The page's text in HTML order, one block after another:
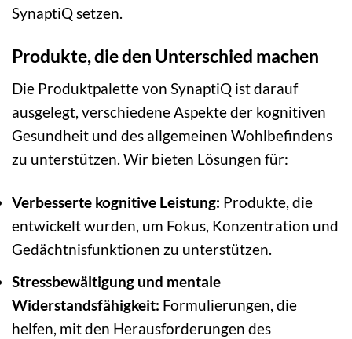
SynaptiQ setzen.
Produkte, die den Unterschied machen
Die Produktpalette von SynaptiQ ist darauf
ausgelegt, verschiedene Aspekte der kognitiven
Gesundheit und des allgemeinen Wohlbefindens
zu unterstützen. Wir bieten Lösungen für:
Verbesserte kognitive Leistung: Produkte, die
entwickelt wurden, um Fokus, Konzentration und
Gedächtnisfunktionen zu unterstützen.
Stressbewältigung und mentale
Widerstandsfähigkeit: Formulierungen, die
helfen, mit den Herausforderungen des